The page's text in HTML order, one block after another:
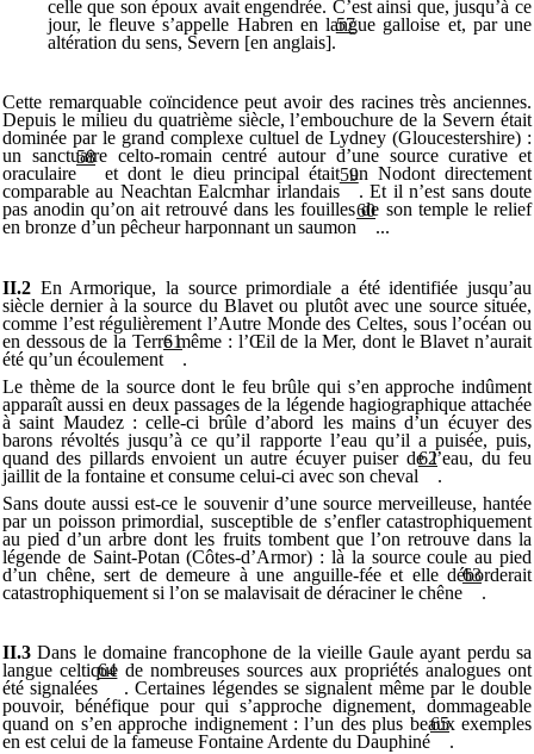
celle que son époux avait engendrée. C’est ainsi que, jusqu’à ce
jour, le fleuve s’appelle Habren en langue galloise et, par une
altération du sens, Severn [en anglais].
57
Cette remarquable coïncidence peut avoir des racines très anciennes.
Depuis le milieu du quatrième siècle, l’embouchure de la Severn était
dominée par le grand complexe cultuel de Lydney (Gloucestershire) :
un sanctuaire celto-romain centré autour d’une source curative et
oraculaire
58
et dont le dieu principal était un Nodont directement
comparable au Neachtan Ealcmhar irlandais
59
. Et il n’est sans doute
pas anodin qu’on ait retrouvé dans les fouilles de son temple le relief
en bronze d’un pêcheur harponnant un saumon
60
...
II.2 En Armorique, la source primordiale a été identifiée jusqu’au
siècle dernier à la source du Blavet ou plutôt avec une source située,
comme l’est régulièrement l’Autre Monde des Celtes, sous l’océan ou
en dessous de la Terre même : l’Œil de la Mer, dont le Blavet n’aurait
été qu’un écoulement
61
.
Le thème de la source dont le feu brûle qui s’en approche indûment
apparaît aussi en deux passages de la légende hagiographique attachée
à saint Maudez : celle-ci brûle d’abord les mains d’un écuyer des
barons révoltés jusqu’à ce qu’il rapporte l’eau qu’il a puisée, puis,
quand des pillards envoient un autre écuyer puiser de l’eau, du feu
jaillit de la fontaine et consume celui-ci avec son cheval
62
.
Sans doute aussi est-ce le souvenir d’une source merveilleuse, hantée
par un poisson primordial, susceptible de s’enfler catastrophiquement
au pied d’un arbre dont les fruits tombent que l’on retrouve dans la
légende de Saint-Potan (Côtes-d’Armor) : là la source coule au pied
d’un chêne, sert de demeure à une anguille-fée et elle déborderait
catastrophiquement si l’on se malavisait de déraciner le chêne
63
.
II.3Dans le domaine francophone de la vieille Gaule ayant perdu sa
langue celtique de nombreuses sources aux propriétés analogues ont
été signalées
64
. Certaines légendes se signalent même par le double
pouvoir, bénéfique pour qui s’approche dignement, dommageable
quand on s’en approche indignement : l’un des plus beaux exemples
en est celui de la fameuse Fontaine Ardente du Dauphiné
65
.